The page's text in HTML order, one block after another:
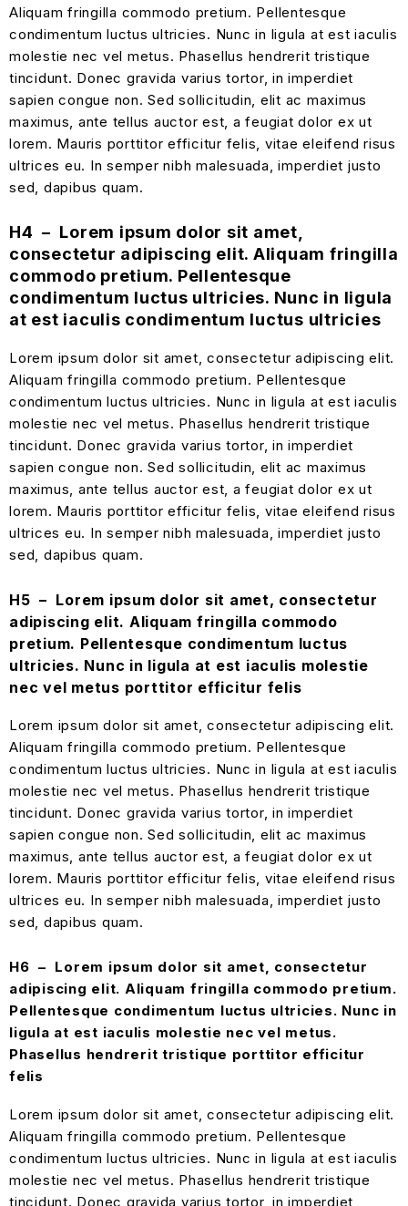
Aliquam fringilla commodo pretium. Pellentesque
condimentum luctus ultricies. Nunc in ligula at est iaculis
molestie nec vel metus. Phasellus hendrerit tristique
tincidunt. Donec gravida varius tortor, in imperdiet
sapien congue non. Sed sollicitudin, elit ac maximus
maximus, ante tellus auctor est, a feugiat dolor ex ut
lorem. Mauris porttitor efficitur felis, vitae eleifend risus
ultrices eu. In semper nibh malesuada, imperdiet justo
sed, dapibus quam.
H4 – Lorem ipsum dolor sit amet,
consectetur adipiscing elit. Aliquam fringilla
commodo pretium. Pellentesque
condimentum luctus ultricies. Nunc in ligula
at est iaculis condimentum luctus ultricies
Lorem ipsum dolor sit amet, consectetur adipiscing elit.
Aliquam fringilla commodo pretium. Pellentesque
condimentum luctus ultricies. Nunc in ligula at est iaculis
molestie nec vel metus. Phasellus hendrerit tristique
tincidunt. Donec gravida varius tortor, in imperdiet
sapien congue non. Sed sollicitudin, elit ac maximus
maximus, ante tellus auctor est, a feugiat dolor ex ut
lorem. Mauris porttitor efficitur felis, vitae eleifend risus
ultrices eu. In semper nibh malesuada, imperdiet justo
sed, dapibus quam.
H5 – Lorem ipsum dolor sit amet, consectetur
adipiscing elit. Aliquam fringilla commodo
pretium. Pellentesque condimentum luctus
ultricies. Nunc in ligula at est iaculis molestie
nec vel metus porttitor efficitur felis
Lorem ipsum dolor sit amet, consectetur adipiscing elit.
Aliquam fringilla commodo pretium. Pellentesque
condimentum luctus ultricies. Nunc in ligula at est iaculis
molestie nec vel metus. Phasellus hendrerit tristique
tincidunt. Donec gravida varius tortor, in imperdiet
sapien congue non. Sed sollicitudin, elit ac maximus
maximus, ante tellus auctor est, a feugiat dolor ex ut
lorem. Mauris porttitor efficitur felis, vitae eleifend risus
ultrices eu. In semper nibh malesuada, imperdiet justo
sed, dapibus quam.
H6 – Lorem ipsum dolor sit amet, consectetur
adipiscing elit. Aliquam fringilla commodo pretium.
Pellentesque condimentum luctus ultricies. Nunc in
ligula at est iaculis molestie nec vel metus.
Phasellus hendrerit tristique porttitor efficitur
felis
Lorem ipsum dolor sit amet, consectetur adipiscing elit.
Aliquam fringilla commodo pretium. Pellentesque
condimentum luctus ultricies. Nunc in ligula at est iaculis
molestie nec vel metus. Phasellus hendrerit tristique
tincidunt. Donec gravida varius tortor, in imperdiet